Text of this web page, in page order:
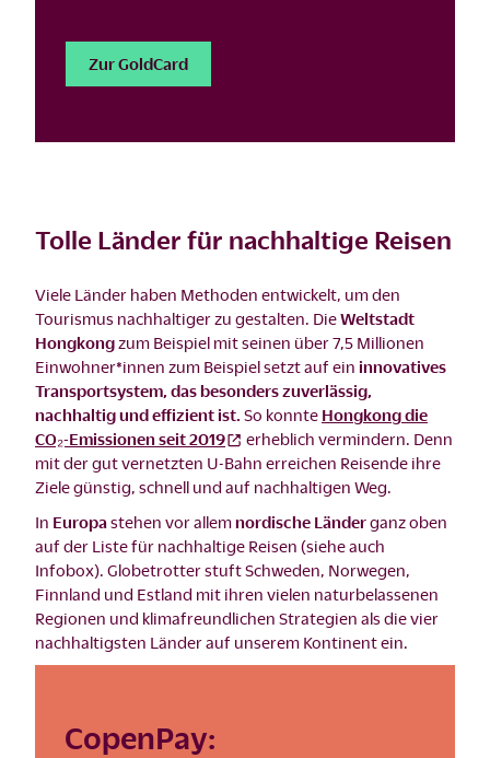
Zur GoldCard
Tolle Länder für nachhaltige Reisen
Viele Länder haben Methoden entwickelt, um den
Tourismus nachhaltiger zu gestalten. DieWeltstadt
Hongkong zum Beispiel mit seinen über 7,5 Millionen
Einwohner*innen zum Beispiel setzt auf ein innovatives
Transportsystem, das besonders zuverlässig,
nachhaltig und effizient ist. So konnte Hongkong die
CO₂-Emissionen seit 2019
erheblich vermindern. Denn
mit der gut vernetzten U-Bahn erreichen Reisende ihre
Ziele günstig, schnell und auf nachhaltigen Weg.
In Europastehen vor allemnordische Länderganz oben
auf der Liste für nachhaltige Reisen (siehe auch
Infobox). Globetrotter stuft Schweden, Norwegen,
Finnland und Estland mit ihren vielen naturbelassenen
Regionen und klimafreundlichen Strategien als die vier
nachhaltigsten Länder auf unserem Kontinent ein.
CopenPay: